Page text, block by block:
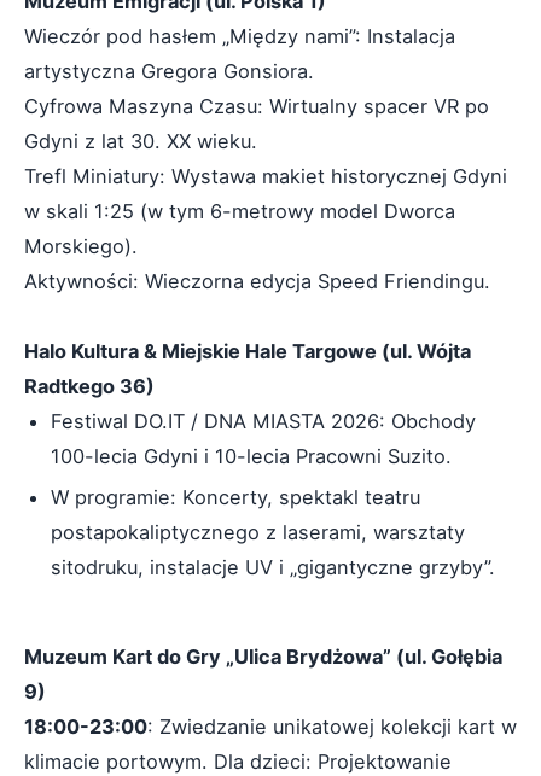
Wieczór pod hasłem „Między nami”: Instalacja
artystyczna Gregora Gonsiora.
Cyfrowa Maszyna Czasu: Wirtualny spacer VR po
Gdyni z lat 30. XX wieku.
Trefl Miniatury: Wystawa makiet historycznej Gdyni
w skali 1:25 (w tym 6-metrowy model Dworca
Morskiego).
Aktywności: Wieczorna edycja Speed Friendingu.
Halo Kultura & Miejskie Hale Targowe (ul. Wójta
Radtkego 36)
Festiwal DO.IT / DNA MIASTA 2026: Obchody
100-lecia Gdyni i 10-lecia Pracowni Suzito.
W programie: Koncerty, spektakl teatru
postapokaliptycznego z laserami, warsztaty
sitodruku, instalacje UV i „gigantyczne grzyby”.
Muzeum Kart do Gry „Ulica Brydżowa” (ul. Gołębia
9)
18:00-23:00: Zwiedzanie unikatowej kolekcji kart w
klimacie portowym. Dla dzieci: Projektowanie